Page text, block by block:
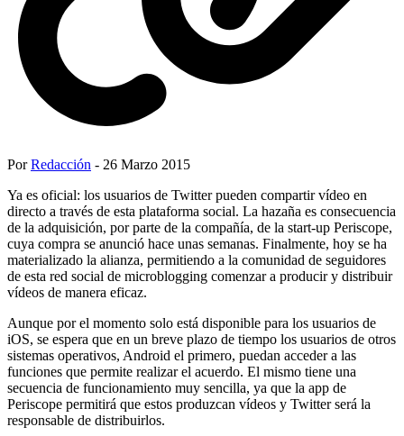
PorRedacción - 26 Marzo 2015
Ya es oficial: los usuarios de Twitter pueden compartir vídeo en
directo a través de esta plataforma social. La hazaña es consecuencia
de la adquisición, por parte de la compañía, de la start-up Periscope,
cuya compra se anunció hace unas semanas. Finalmente, hoy se ha
materializado la alianza, permitiendo a la comunidad de seguidores
de esta red social de microblogging comenzar a producir y distribuir
vídeos de manera eficaz.
Aunque por el momento solo está disponible para los usuarios de
iOS, se espera que en un breve plazo de tiempo los usuarios de otros
sistemas operativos, Android el primero, puedan acceder a las
funciones que permite realizar el acuerdo. El mismo tiene una
secuencia de funcionamiento muy sencilla, ya que la app de
Periscope permitirá que estos produzcan vídeos y Twitter será la
responsable de distribuirlos.